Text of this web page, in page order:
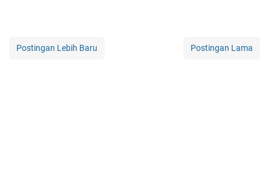
Postingan Lebih Baru Postingan Lama